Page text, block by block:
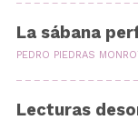
La sábana
PEDRO PIEDRAS
Lecturas